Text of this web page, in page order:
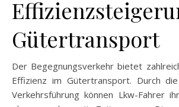
Gütertransport
Der Begegnungsverkehr bietet
Effizienz im Gütertransport. Durch
Verkehrsführung können Lkw-Fahrer